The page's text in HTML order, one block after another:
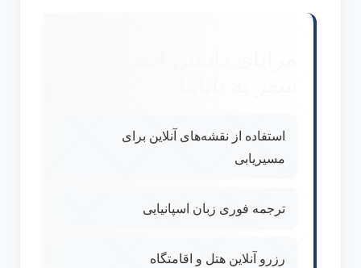
استفاده از نقشه‌های آنلاین برای
مسیریابی
ترجمه فوری زبان اسپانیایی
رزرو آنلاین هتل و اقامتگاه